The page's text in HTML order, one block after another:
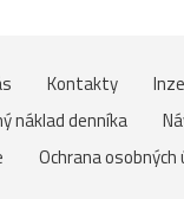
Kontakty
náklad denníka
Ochrana osobných